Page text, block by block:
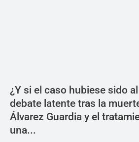
¿Y si el caso hubiese sido al
debate latente tras la
Álvarez Guardia y el
una...